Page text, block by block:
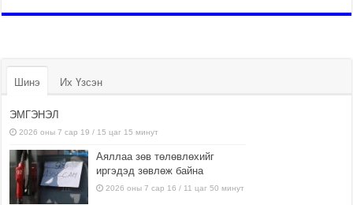
Шинэ Их Үзсэн
ЭМГЭНЭЛ
2026 оны 7 сар 19 / 15 цаг 15 минут
Аяллаа зөв төлөвлөхийг
иргэдэд зөвлөж байна
2026 оны 7 сар 16 / 11 цаг 50 минут